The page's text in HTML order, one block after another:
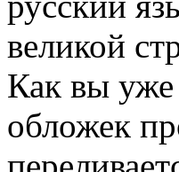
великой
Как вы уже
обложек